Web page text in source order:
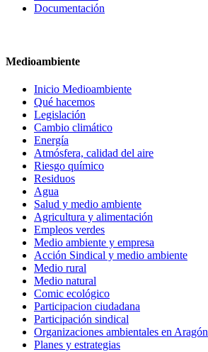
Documentación
Medioambiente
Inicio Medioambiente
Qué hacemos
Legislación
Cambio climático
Energía
Atmósfera, calidad del aire
Riesgo químico
Residuos
Agua
Salud y medio ambiente
Agricultura y alimentación
Empleos verdes
Medio ambiente y empresa
Acción Sindical y medio ambiente
Medio rural
Medio natural
Comic ecológico
Participacion ciudadana
Participación sindical
Organizaciones ambientales en Aragón
Planes y estrategias